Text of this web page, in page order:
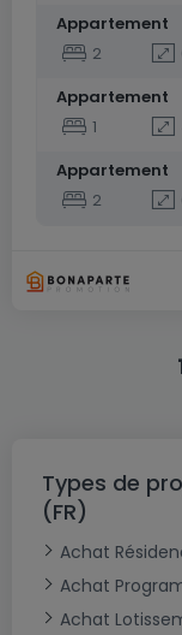
Appartement
2
Appartement
1
Appartement
2
Types de
(FR)
Achat
Achat
Achat